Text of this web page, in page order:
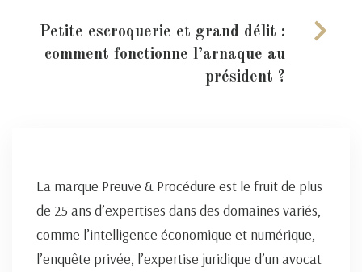
Petite escroquerie et grand délit :
comment fonctionne l’arnaque au
président ?
La marque Preuve & Procédure est le fruit de plus
de 25 ans d’expertises dans des domaines variés,
comme l’intelligence économique et numérique,
l’enquête privée, l’expertise juridique d’un avocat